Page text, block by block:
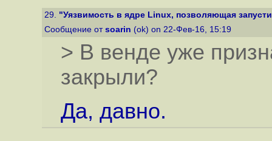
29. "Уязвимость в ядре Linux, позволяющая
Сообщение от soarin (ok) on 22-Фев-16, 15:19
> В венде уже
закрыли?
Да, давно.